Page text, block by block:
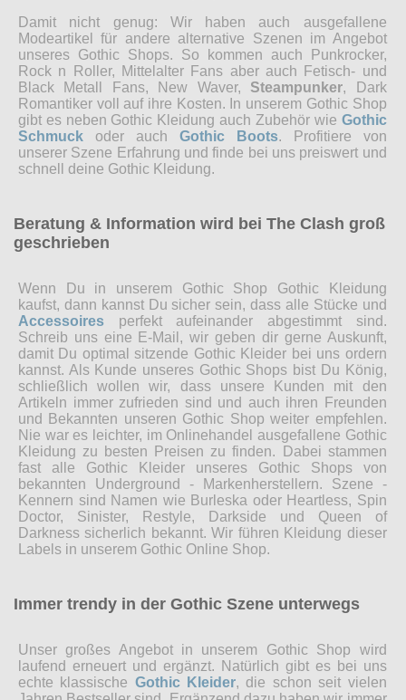
Damit nicht genug: Wir haben auch ausgefallene
Modeartikel für andere alternative Szenen im Angebot
unseres Gothic Shops. So kommen auch Punkrocker,
Rock n Roller, Mittelalter Fans aber auch Fetisch- und
Black Metall Fans, New Waver, Steampunker, Dark
Romantiker voll auf ihre Kosten. In unserem Gothic Shop
gibt es neben Gothic Kleidung auch Zubehör wie Gothic
Schmuck oder auch Gothic Boots. Profitiere von
unserer Szene Erfahrung und finde bei uns preiswert und
schnell deine Gothic Kleidung.
Beratung & Information wird bei The Clash groß
geschrieben
Wenn Du in unserem Gothic Shop Gothic Kleidung
kaufst, dann kannst Du sicher sein, dass alle Stücke und
Accessoires perfekt aufeinander abgestimmt sind.
Schreib uns eine E-Mail, wir geben dir gerne Auskunft,
damit Du optimal sitzende Gothic Kleider bei uns ordern
kannst. Als Kunde unseres Gothic Shops bist Du König,
schließlich wollen wir, dass unsere Kunden mit den
Artikeln immer zufrieden sind und auch ihren Freunden
und Bekannten unseren Gothic Shop weiter empfehlen.
Nie war es leichter, im Onlinehandel ausgefallene Gothic
Kleidung zu besten Preisen zu finden. Dabei stammen
fast alle Gothic Kleider unseres Gothic Shops von
bekannten Underground - Markenherstellern. Szene -
Kennern sind Namen wie Burleska oder Heartless, Spin
Doctor, Sinister, Restyle, Darkside und Queen of
Darkness sicherlich bekannt. Wir führen Kleidung dieser
Labels in unserem Gothic Online Shop.
Immer trendy in der Gothic Szene unterwegs
Unser großes Angebot in unserem Gothic Shop wird
laufend erneuert und ergänzt. Natürlich gibt es bei uns
echte klassische Gothic Kleider, die schon seit vielen